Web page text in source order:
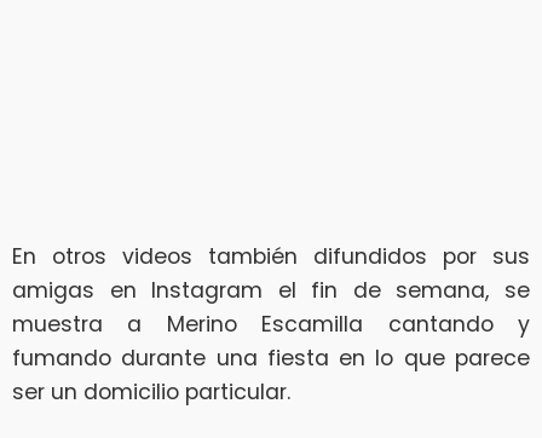
En otros videos también difundidos por sus
amigas en Instagram el fin de semana, se
muestra a Merino Escamilla cantando y
fumando durante una fiesta en lo que parece
ser un domicilio particular.